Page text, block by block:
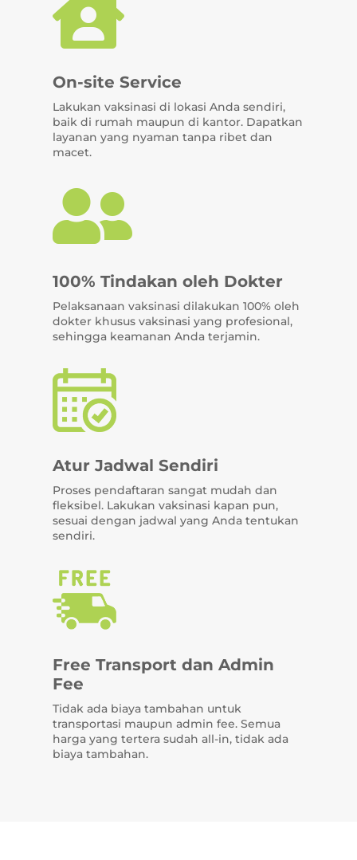

On-site Service
Lakukan vaksinasi di lokasi Anda sendiri,
baik di rumah maupun di kantor. Dapatkan
layanan yang nyaman tanpa ribet dan
macet.

100% Tindakan oleh Dokter
Pelaksanaan vaksinasi dilakukan 100% oleh
dokter khusus vaksinasi yang profesional,
sehingga keamanan Anda terjamin.
Atur Jadwal Sendiri
Proses pendaftaran sangat mudah dan
fleksibel. Lakukan vaksinasi kapan pun,
sesuai dengan jadwal yang Anda tentukan
sendiri.
Free Transport dan Admin
Fee
Tidak ada biaya tambahan untuk
transportasi maupun admin fee. Semua
harga yang tertera sudah all-in, tidak ada
biaya tambahan.